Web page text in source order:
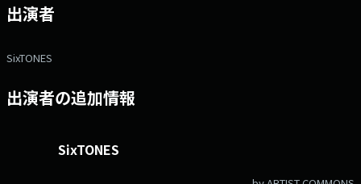
出演者
SixTONES
出演者の追加情報
SixTONES